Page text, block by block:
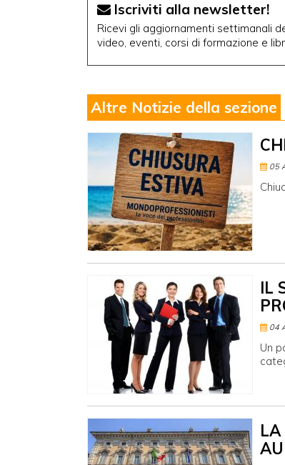
Iscriviti alla newsletter!
Ricevi gli aggiornamenti settimanali
video, eventi, corsi di formazione e
Altre Notizie della sezione
05
IL
04
Un
LA